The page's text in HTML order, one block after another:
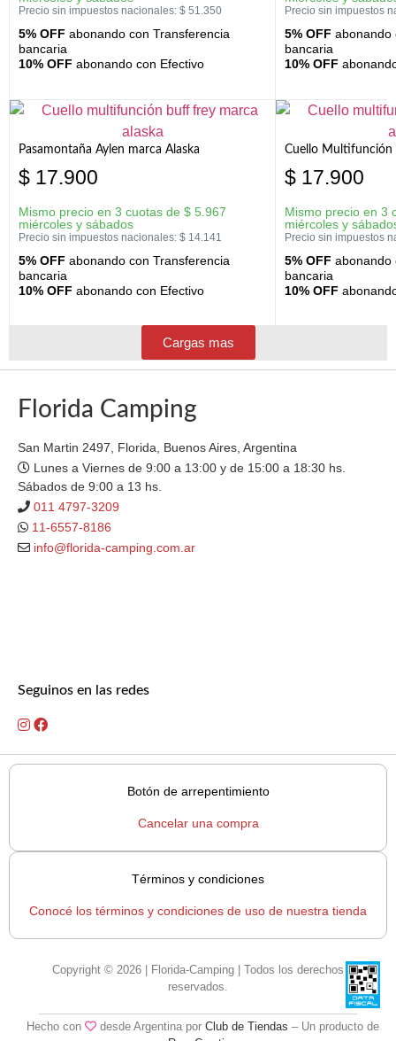
Precio sin impuestos nacionales: $ 51.350
5% OFF abonando con Transferencia
bancaria
10% OFF abonando con Efectivo
Precio sin impuestos
5% OFF abonando
bancaria
10% OFF
Pasamontaña Aylen marca Alaska
$ 17.900
Mismo precio en 3 cuotas de $ 5.967
miércoles y sábados
Precio sin impuestos nacionales: $ 14.141
5% OFF abonando con Transferencia
bancaria
10% OFF abonando con Efectivo
Cuello Multifunción
$ 17.900
Mismo precio en 3
miércoles y
Precio sin impuestos
5% OFF abonando
bancaria
10% OFF
Cargas mas
Florida Camping
San Martin 2497, Florida, Buenos Aires, Argentina
Lunes a Viernes de 9:00 a 13:00 y de 15:00 a 18:30 hs.
Sábados de 9:00 a 13 hs.
011 4797-3209
11-6557-8186
info@florida-camping.com.ar
Seguinos en las redes
Botón de arrepentimiento
Cancelar una compra
Términos y condiciones
Conocé los términos y condiciones de uso de nuestra tienda
Copyright © 2026 | Florida-Camping | Todos los derechos
reservados.
Hecho con desde Argentina por Club de Tiendas – Un producto de